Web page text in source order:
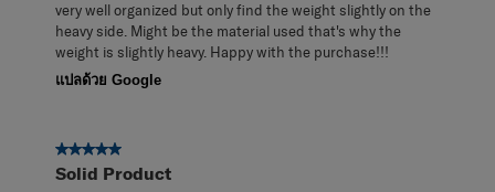
very well organized but only find the weight slightly on the
heavy side. Might be the material used that's why the
weight is slightly heavy. Happy with the purchase!!!
แปลด้วย Google
5 จาก 5 ดาว
Solid Product